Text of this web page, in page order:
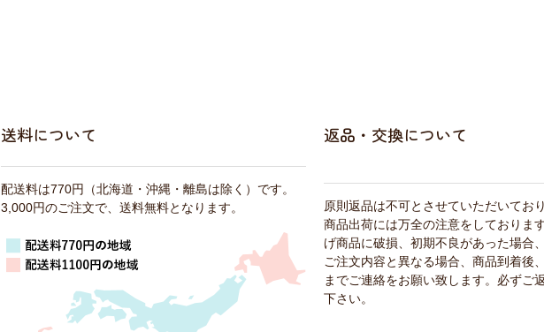
送料について
配送料は770円（北海道・沖縄・離島は除く）です。
3,000円のご注文で、送料無料となります。
返品・交換について
原則返品は不可とさせていただいてお
商品出荷には万全の注意をしておりま
げ商品に破損、初期不良があった場合
ご注文内容と異なる場合、商品到着後
までご連絡をお願い致します。必ずご
下さい。